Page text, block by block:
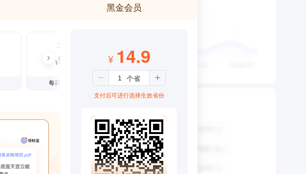
黑金会员
3个月
¥99
每日仅1.08元
¥ 14.9
支付后可进行选择生效省份